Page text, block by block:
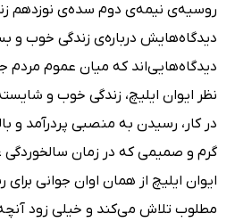
روسیه‌ی نیمه‌ی دوم سده‌ی نوزدهم
دیدگاه‌هایش درباره‌ی زندگی خوب و
دیدگاه‌هایی‌اند که میان عموم مردم
نظر ایوان ایلیچ، زندگی خوب و
در کار، رسیدن به منصبی پردرآمد و
گرم و صمیمی که در زمان
ایوان ایلیچ از همان اوان جوانی
مطلوب تلاش می‌کند و خیلی زود